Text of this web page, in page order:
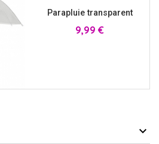
Parapluie transparent
Prix
9,99 €